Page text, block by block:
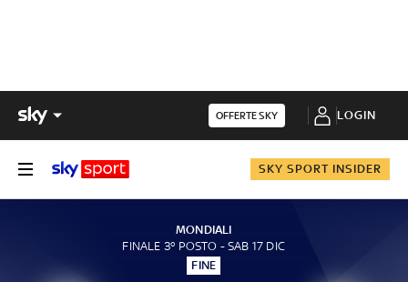
OFFERTE SKY LOGIN
SKY SPORT INSIDER
MONDIALI
FINALE 3° POSTO - SAB 17 DIC
FINE